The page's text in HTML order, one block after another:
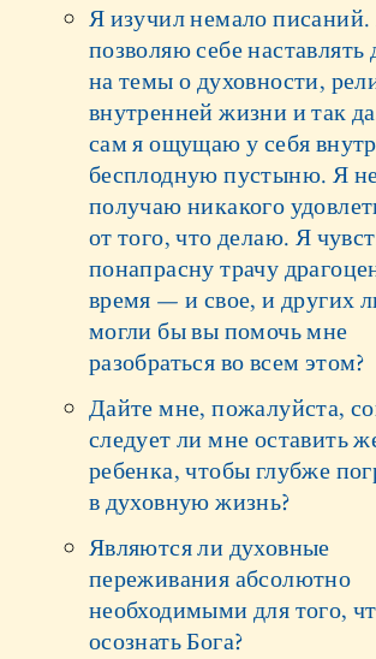
Я изучил немало
позволяю себе наставлять
на темы о духовности,
внутренней жизни и так
сам я ощущаю у себя
бесплодную пустыню. Я
получаю никакого
от того, что делаю. Я
понапрасну трачу
время — и свое, и других
могли бы вы помочь мне
разобраться во всем этом?
Дайте мне, пожалуйста,
следует ли мне оставить
ребенка, чтобы глубже
в духовную жизнь?
Являются ли духовные
переживания абсолютно
необходимыми для того,
осознать Бога?